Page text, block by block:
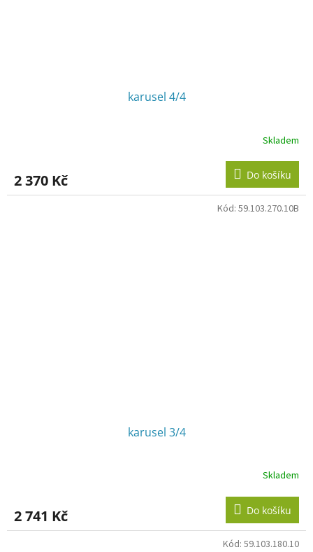
karusel 4/4
je
2,9
Skladem
2 370 Kč Do košíku
karusel 3/4
Skladem
2 741 Kč Do košíku
Kód: 59.103.270.10B
Kód: 59.103.180.10